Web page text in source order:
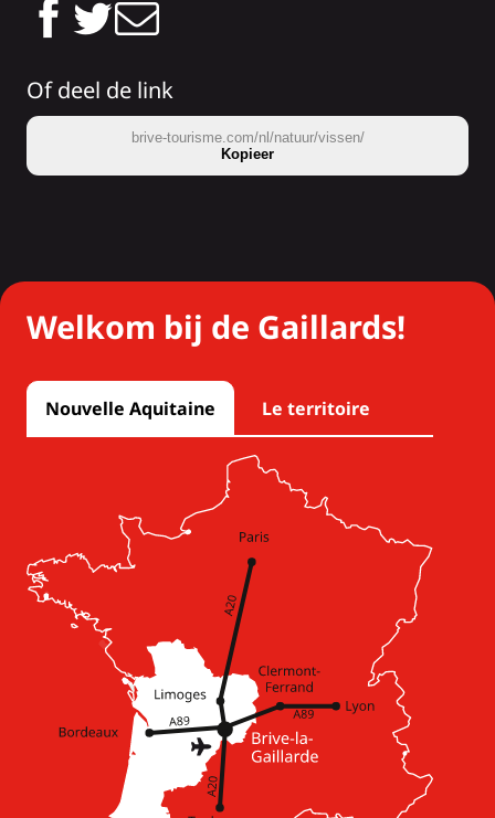
Of deel de link
brive-tourisme.com/nl/natuur/vissen/
Kopieer
Welkom bij de Gaillards!
Nouvelle Aquitaine Le territoire